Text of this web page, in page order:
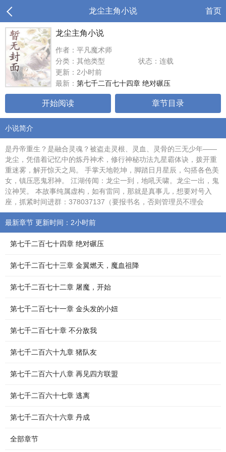
龙尘主角小说 首页
龙尘主角小说
作者：平凡魔术师
分类：其他类型
状态：连载
更新：2小时前
最新： 第七千二百七十四章 绝对碾压
开始阅读 章节目录
小说简介
是丹帝重生？是融合灵魂？被盗走灵根、灵血、灵骨的三无少年——
龙尘，凭借着记忆中的炼丹神术，修行神秘功法九星霸体诀，拨开重
重迷雾，解开惊天之局。 手掌天地乾坤，脚踏日月星辰，勾搭各色美
女，镇压恶鬼邪神。 江湖传闻：龙尘一到，地吼天啸。龙尘一出，鬼
泣神哭。 本故事纯属虚构，如有雷同，那就是真事儿，想要对号入
座，抓紧时间进群：378037137（要报书名，否则管理员不理会
最新章节 更新时间：2小时前
第七千二百七十四章 绝对碾压
第七千二百七十三章 金翼燃天，魔血祖降
第七千二百七十二章 屠魔，开始
第七千二百七十一章 金头发的小妞
第七千二百七十章 不分敌我
第七千二百六十九章 猪队友
第七千二百六十八章 再见四方联盟
第七千二百六十七章 逃离
第七千二百六十六章 丹成
全部章节